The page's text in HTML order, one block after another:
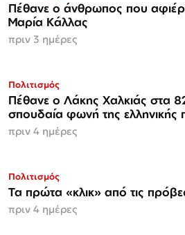
Πέθανε ο άνθρωπος που
Μαρία Κάλλας
πριν 3 ημέρες
Πολιτισμός
Πέθανε ο Λάκης Χαλκιάς στα
σπουδαία φωνή της
πριν 4 ημέρες
Πολιτισμός
Τα πρώτα «κλικ» από τις
πριν 4 ημέρες